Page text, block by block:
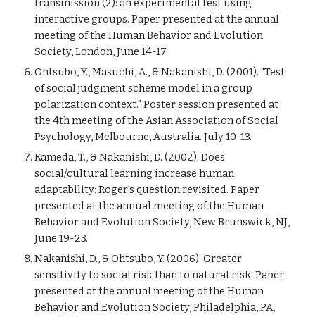
transmission (2): an experimental test using
interactive groups. Paper presented at the annual
meeting of the Human Behavior and Evolution
Society, London, June 14-17.
Ohtsubo, Y., Masuchi, A., & Nakanishi, D. (2001). "Test
of social judgment scheme model in a group
polarization context." Poster session presented at
the 4th meeting of the Asian Association of Social
Psychology, Melbourne, Australia. July 10-13.
Kameda, T., & Nakanishi, D. (2002). Does
social/cultural learning increase human
adaptability: Roger's question revisited. Paper
presented at the annual meeting of the Human
Behavior and Evolution Society, New Brunswick, NJ,
June 19-23.
Nakanishi, D., & Ohtsubo, Y. (2006). Greater
sensitivity to social risk than to natural risk. Paper
presented at the annual meeting of the Human
Behavior and Evolution Society, Philadelphia, PA,